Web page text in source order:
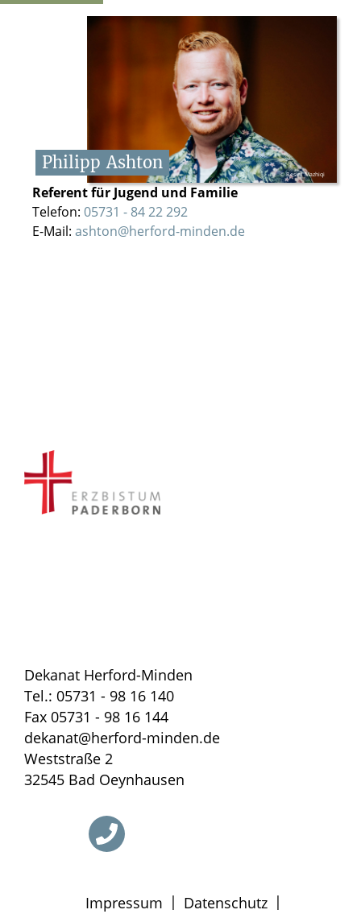
© Besim Mazhiqi
Philipp Ashton
Referent für Jugend und Familie
Telefon: 05731 - 84 22 292
E-Mail: ashton@herford-minden.de
Dekanat Herford-Minden
Tel.: 05731 - 98 16 140
Fax 05731 - 98 16 144
dekanat@herford-minden.de
Weststraße 2
32545 Bad Oeynhausen
Impressum | Datenschutz |